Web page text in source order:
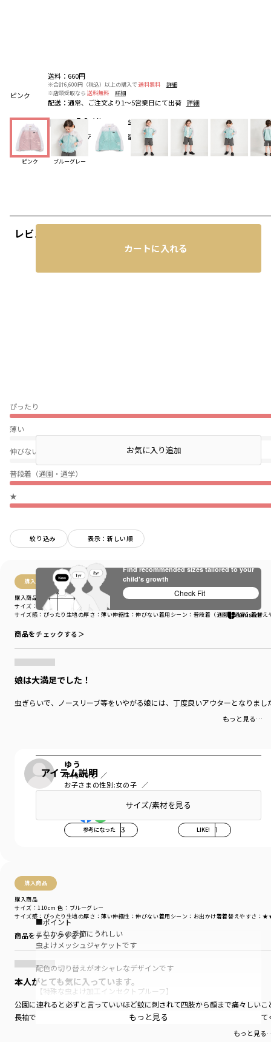
ピンク
ピンク ブルーグレー
レビュー
ぴったり
薄い
伸びない
普段着（通園・通学）
★
絞り込み 表示：新しい順
購入商品
購入商品
サイズ感 ：ぴったり 生地の厚さ ：薄い伸縮性 ：伸びない着用シーン ：普段着（通園・通学）着替え
サイズ：150cm 色：ピンク
商品をチェックする＞
娘は大満足でした！
虫ぎらいで、ノースリーブ等をいやがる娘には、丁度良いアウターとなりまし
もっと見る…
ゆう
年代:40代
お子さまの性別:女の子
参考になった 3 LIKE! 1
購入商品
購入商品
サイズ感 ：ぴったり 生地の厚さ ：薄い伸縮性 ：伸びない着用シーン ：お出かけ着着替えやすさ ：
サイズ：110cm 色：ブルーグレー
商品をチェックする＞
本人がとても気に入っています。
公園に連れると必ずと言っていいほど蚊に刺されて四肢から顔まで痛々しい
長袖で暑い時期でも着れてデザイン性も本人が気に入っていて嫌がらずに着て
もっと見る
送料： 660円
※合計6,600円（税込）以上の購入で 送料無料
詳細
※店頭受取なら 送料無料 詳細
配送： 通常、ご注文より1～5営業日にて出荷 詳細
5.0 （4） レビューを見る
お気に入りアイテム登録者数 285
カートに入れる
店頭在庫を確認するお気に入り追加
アイテム説明
サイズ/素材を見る
■ポイント
これからの季節にうれしい
虫よけメッシュジャケットです
配色の切り替えがオシャレなデザインです
【特殊な虫よけ加工インセクトプルーフ】
防虫効果のある成分は無色、無臭で
菊などの花に含まれる物質に似た物質です
もっと見る
Find recommended sizes tailored to your
child's growth
Check Fit